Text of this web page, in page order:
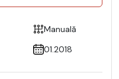
Manuală
01.2018